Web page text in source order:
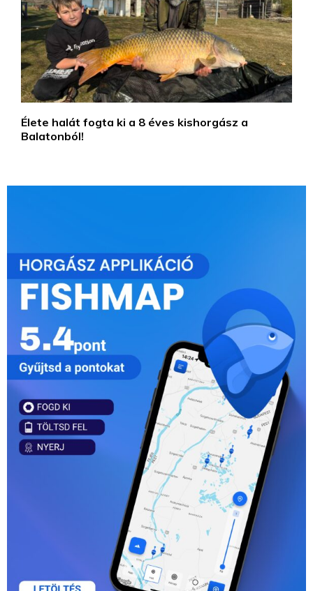
Élete halát fogta ki a 8 éves kishorgász a
Balatonból!